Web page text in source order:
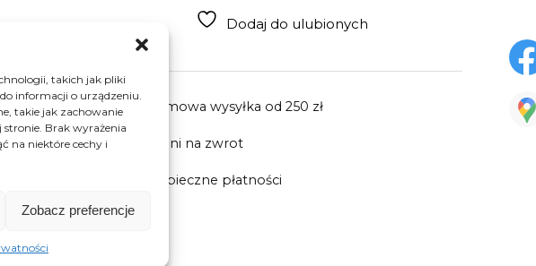
takich jak pliki
informacji o urządzeniu.
takie jak zachowanie
Brak wyrażenia
na niektóre cechy i
Zobacz preferencje
mieszanka
Dodaj do ulubionych
Darmowa wysyłka od 250 zł
30 dni na zwrot
Bezpieczne płatności